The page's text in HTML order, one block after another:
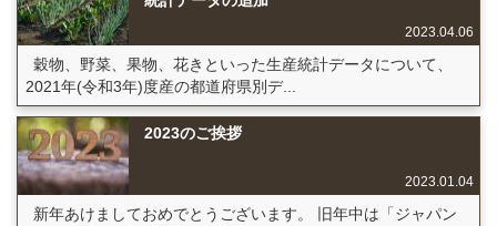
2023.04.06
穀物、野菜、果物、花きといった生産統計データについて、
2021年(令和3年)度産の都道府県別デ...
2023のご挨拶
2023.01.04
新年あけましておめでとうございます。 旧年中は「ジャパン